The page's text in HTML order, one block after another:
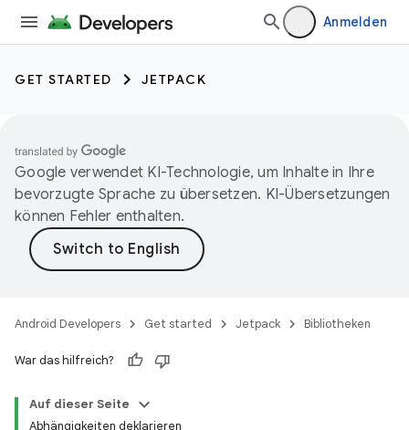
Anmelden
GET STARTED JETPACK
Google verwendet KI-Technologie, um Inhalte in Ihre
bevorzugte Sprache zu übersetzen. KI-Übersetzungen
können Fehler enthalten.
Android Developers Get started Jetpack Bibliotheken
War das hilfreich?
Auf dieser Seite
Abhängigkeiten deklarieren